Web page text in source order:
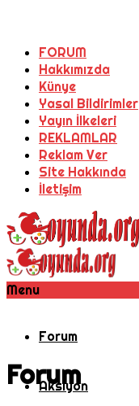
FORUM
Hakkımızda
Künye
Yasal Bildirimler
Yayın İlkeleri
REKLAMLAR
Reklam Ver
Site Hakkında
İletişim
Menu
Forum
Aksiyon
Forum